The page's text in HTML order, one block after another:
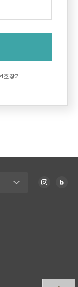
호 찾기